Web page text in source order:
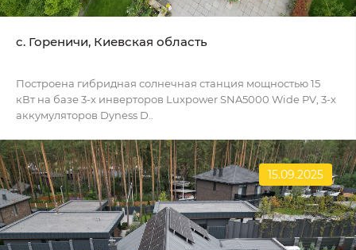
c. Гореничи, Киевская область
Построена гибридная солнечная станция мощностью 15
кВт на базе 3-х инверторов Luxpower SNA5000 Wide PV, 3-х
аккумуляторов Dyness D..
15.09.2025